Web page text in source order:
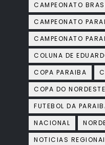
CAMPEONATO
CAMPEONATO
CAMPEONATO
COLUNA DE
COPA PARAIBA
COPA DO NORDESTE
FUTEBOL DA
NACIONAL
NOTICIAS